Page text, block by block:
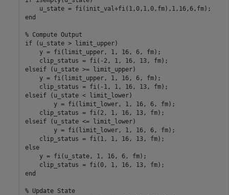
    u_state = fi(init_val+fi(1,0,1,0,fm),1,16,6,fm);
end
% Compute Output
if (u_state > limit_upper)
    y = fi(limit_upper, 1, 16, 6, fm);
    clip_status = fi(-2, 1, 16, 13, fm);
elseif (u_state >= limit_upper)
    y = fi(limit_upper, 1, 16, 6, fm);
    clip_status = fi(-1, 1, 16, 13, fm);
elseif (u_state < limit_lower)
    clip_status = fi(2, 1, 16, 13, fm);
elseif (u_state <= limit_lower)
    clip_status = fi(1, 1, 16, 13, fm);
else
    y = fi(u_state, 1, 16, 6, fm);
    clip_status = fi(0, 1, 16, 13, fm);
end
% Update State